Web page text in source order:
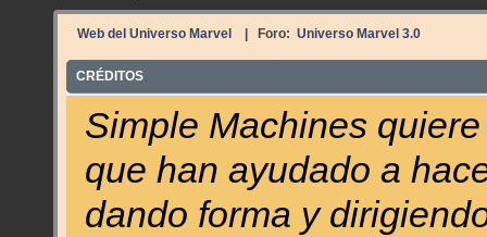
Web del Universo Marvel | Foro: Universo Marvel 3.0
CRÉDITOS
Simple Machines
que han ayudado a
dando forma y